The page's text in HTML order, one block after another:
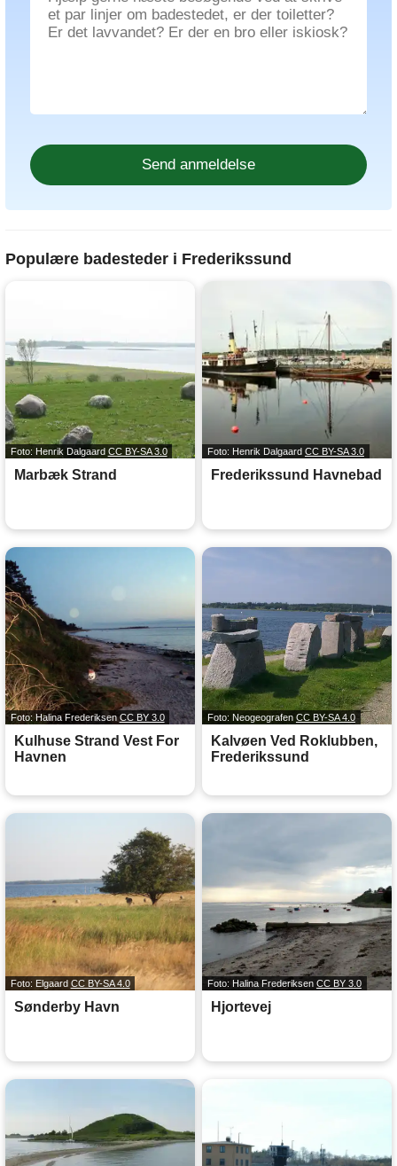
Populære badesteder i Frederikssund
Foto: Henrik Dalgaard CC BY-SA 3.0
Marbæk Strand
Foto: Henrik Dalgaard CC BY-SA 3.0
Frederikssund Havnebad
Foto: Halina FrederiksenCC BY 3.0
Kulhuse Strand Vest For
Havnen
Foto: Neogeografen CC BY-SA 4.0
Kalvøen Ved Roklubben,
Frederikssund
Foto: Elgaard CC BY-SA 4.0
Sønderby Havn
Foto: Halina Frederiksen CC BY 3.0
Hjortevej